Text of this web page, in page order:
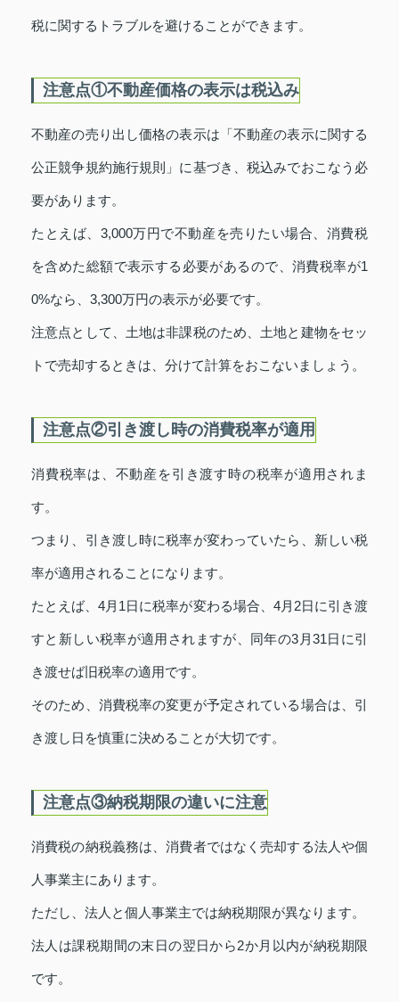
税に関するトラブルを避けることができます。
注意点①不動産価格の表示は税込み
不動産の売り出し価格の表示は「不動産の表示に関する
公正競争規約施行規則」に基づき、税込みでおこなう必
要があります。
たとえば、3,000万円で不動産を売りたい場合、消費税
を含めた総額で表示する必要があるので、消費税率が1
0%なら、3,300万円の表示が必要です。
注意点として、土地は非課税のため、土地と建物をセッ
トで売却するときは、分けて計算をおこないましょう。
注意点②引き渡し時の消費税率が適用
消費税率は、不動産を引き渡す時の税率が適用されま
す。
つまり、引き渡し時に税率が変わっていたら、新しい税
率が適用されることになります。
たとえば、4月1日に税率が変わる場合、4月2日に引き渡
すと新しい税率が適用されますが、同年の3月31日に引
き渡せば旧税率の適用です。
そのため、消費税率の変更が予定されている場合は、引
き渡し日を慎重に決めることが大切です。
注意点③納税期限の違いに注意
消費税の納税義務は、消費者ではなく売却する法人や個
人事業主にあります。
ただし、法人と個人事業主では納税期限が異なります。
法人は課税期間の末日の翌日から2か月以内が納税期限
です。